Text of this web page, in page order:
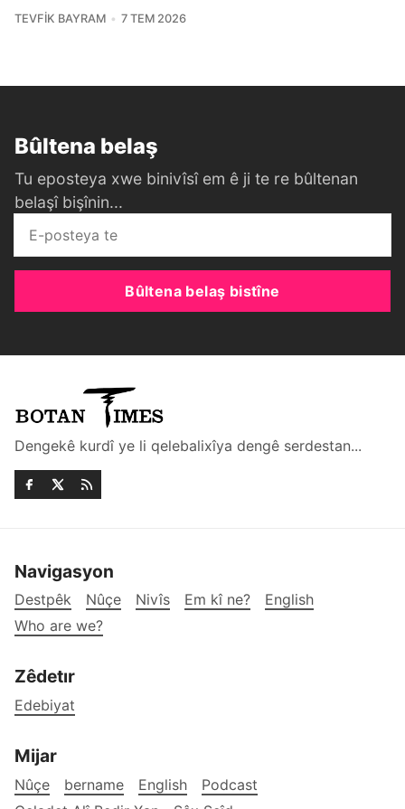
TEVFIK BAYRAM 7 TEM 2026
Bûltena belaş
Tu eposteya xwe binivîsî em ê ji te re bûltenan
belaşî bişînin...
Bûltena belaş bistîne
Dengekê kurdî ye li qelebalixîya dengê serdestan...
Navigasyon
Destpêk Nûçe Nivîs Em kî ne?
English
Who are we?
Zêdetır
Edebiyat
Mijar
Nûçe bername English
Podcast